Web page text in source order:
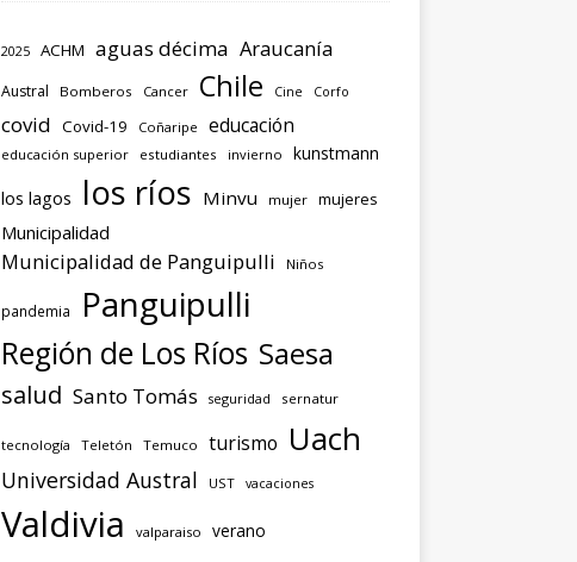
2025 ACHM aguas décima Araucanía
Austral Bomberos Cancer Chile Cine Corfo
covid Covid-19 Coñaripe educación
educación superior estudiantes invierno kunstmann
los lagos los ríos Minvu mujer mujeres
Municipalidad
Municipalidad de Panguipulli Niños
pandemia Panguipulli
Región de Los Ríos Saesa
salud Santo Tomás seguridad sernatur
tecnología Teletón Temuco turismo Uach
Universidad Austral UST vacaciones
Valdivia valparaiso verano